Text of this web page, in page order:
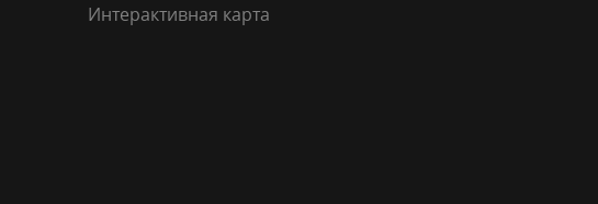
Интерактивная карта